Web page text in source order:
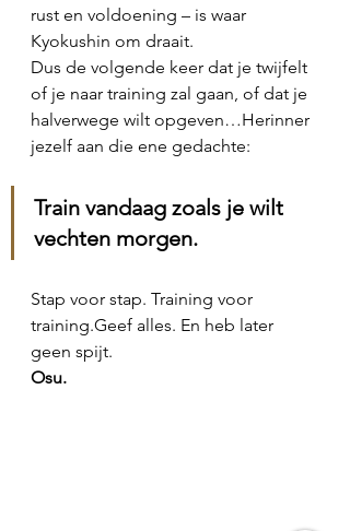
rust en voldoening – is waar
Kyokushin om draait.
Dus de volgende keer dat je twijfelt
of je naar training zal gaan, of dat je
halverwege wilt opgeven…Herinner
jezelf aan die ene gedachte:
Train vandaag zoals je wilt
vechten morgen.
Stap voor stap. Training voor
training.Geef alles. En heb later
geen spijt.
Osu.